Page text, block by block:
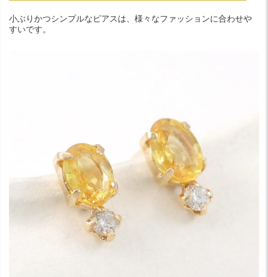
小ぶりかつシンプルなピアスは、様々なファッションに合わせや
すいです。